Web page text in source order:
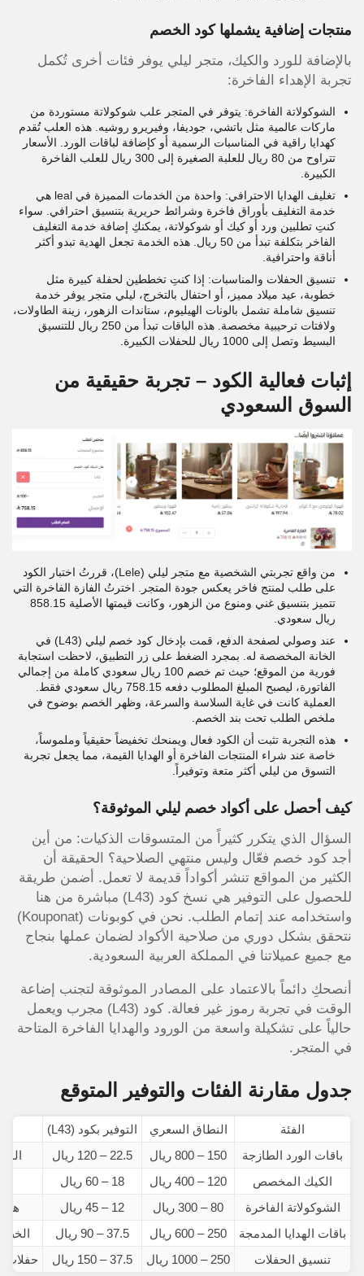
منتجات إضافية يشملها كود الخصم
بالإضافة للورد والكيك، متجر ليلي يوفر فئات أخرى تُكمل
تجربة الإهداء الفاخرة:
الشوكولاتة الفاخرة: يتوفر في المتجر علب شوكولاتة مستوردة من
ماركات عالمية مثل باتشي، جوديفا، وفيريرو روشيه. هذه العلب تُقدم
كهدايا راقية في المناسبات الرسمية أو كإضافة لباقات الورد. الأسعار
تتراوح من 80 ريال للعلبة الصغيرة إلى 300 ريال للعلب الفاخرة
الكبيرة.
تغليف الهدايا الاحترافي: واحدة من الخدمات المميزة في leal هي
خدمة التغليف بأوراق فاخرة وشرائط حريرية بتنسيق احترافي. سواء
كنتِ تطلبين ورد أو كيك أو شوكولاتة، يمكنكِ إضافة خدمة التغليف
الفاخر بتكلفة تبدأ من 50 ريال. هذه الخدمة تجعل الهدية تبدو أكثر
أناقة واحترافية.
تنسيق الحفلات والمناسبات: إذا كنتِ تخططين لحفلة كبيرة مثل
خطوبة، عيد ميلاد مميز، أو احتفال بالتخرج، ليلي متجر يوفر خدمة
تنسيق شاملة تشمل بالونات الهيليوم، ستاندات الزهور، زينة الطاولات،
ولافتات ترحيبية مخصصة. هذه الباقات تبدأ من 250 ريال للتنسيق
البسيط وتصل إلى 1000 ريال للحفلات الكبيرة.
إثبات فعالية الكود – تجربة حقيقية من
السوق السعودي
من واقع تجربتي الشخصية مع متجر ليلي (Lele)، قررتُ اختبار الكود
على طلب لمنتج فاخر يعكس جودة المتجر. اخترتُ الفازة الفاخرة التي
تتميز بتنسيق غني ومنوع من الزهور، وكانت قيمتها الأصلية 858.15
ريال سعودي.
عند وصولي لصفحة الدفع، قمت بإدخال كود خصم ليلي (L43) في
الخانة المخصصة له. بمجرد الضغط على زر التطبيق، لاحظت استجابة
فورية من الموقع؛ حيث تم خصم 100 ريال سعودي كاملة من إجمالي
الفاتورة، ليصبح المبلغ المطلوب دفعه 758.15 ريال سعودي فقط.
العملية كانت في غاية السلاسة والسرعة، وظهر الخصم بوضوح في
ملخص الطلب تحت بند الخصم.
هذه التجربة تثبت أن الكود فعال ويمنحك تخفيضاً حقيقياً وملموساً،
خاصة عند شراء المنتجات الفاخرة أو الهدايا القيمة، مما يجعل تجربة
التسوق من ليلي أكثر متعة وتوفيراً.
كيف أحصل على أكواد خصم ليلي الموثوقة؟
السؤال الذي يتكرر كثيراً من المتسوقات الذكيات: من أين
أجد كود خصم فعّال وليس منتهي الصلاحية؟ الحقيقة أن
الكثير من المواقع تنشر أكواداً قديمة لا تعمل. أضمن طريقة
للحصول على التوفير هي نسخ كود (L43) مباشرة من هنا
واستخدامه عند إتمام الطلب. نحن في كوبونات (Kouponat)
نتحقق بشكل دوري من صلاحية الأكواد لضمان عملها بنجاح
مع جميع عميلاتنا في المملكة العربية السعودية.
أنصحكِ دائماً بالاعتماد على المصادر الموثوقة لتجنب إضاعة
الوقت في تجربة رموز غير فعالة. كود (L43) مجرب ويعمل
حالياً على تشكيلة واسعة من الورود والهدايا الفاخرة المتاحة
في المتجر.
جدول مقارنة الفئات والتوفير المتوقع
الفئة النطاق السعري
التوفير بكود (L43)
باقات الورد الطازجة
150 – 800 ريال 22.5 – 120 ريال
الكيك المخصص
120 – 400 ريال 18 – 60 ريال
الشوكولاتة الفاخرة
80 – 300 ريال 12 – 45 ريال
باقات الهدايا المدمجة
250 – 600 ريال 37.5 – 90 ريال
تنسيق الحفلات
250 – 1000 ريال 37.5 – 150 ريال حفلات